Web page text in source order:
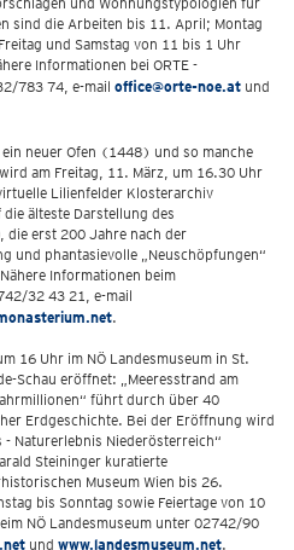
sind die Arbeiten bis 11. April; Montag
und Samstag von 11 bis 1 Uhr
Informationen bei ORTE -
783 74, e-mail office@orte-noe.at und
neuer Ofen (1448) und so manche
am Freitag, 11. März, um 16.30 Uhr
Lilienfelder Klosterarchiv
älteste Darstellung des
die erst 200 Jahre nach der
und phantasievolle „Neuschöpfungen“
Informationen beim
32 43 21, e-mail
.
16 Uhr im NÖ Landesmuseum in St.
Schau eröffnet: „Meeresstrand am
führt durch über 40
Erdgeschichte. Bei der Eröffnung wird
- Naturerlebnis Niederösterreich“
Steininger kuratierte
Museum Wien bis 26.
bis Sonntag sowie Feiertage von 10
NÖ Landesmuseum unter 02742/90
und www.landesmuseum.net.